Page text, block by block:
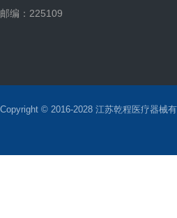
邮编：225109
Copyright © 2016-2028 江苏乾程医疗器械